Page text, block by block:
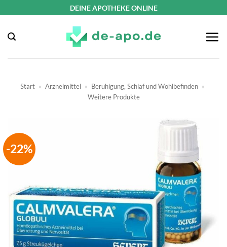
springen
DEINE APOTHEKE ONLINE
Start » Arzneimittel » Beruhigung, Schlaf und Wohlbefinden »
Weitere Produkte
-22%